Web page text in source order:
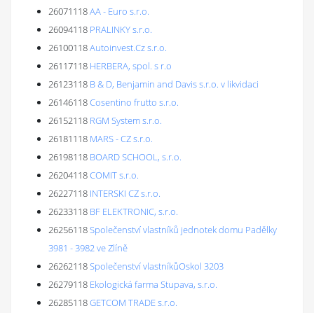
26071118AA - Euro s.r.o.
26094118 PRALINKY s.r.o.
26100118Autoinvest.Cz s.r.o.
26117118 HERBERA, spol. s r.o
26123118 B & D, Benjamin and Davis s.r.o. v likvidaci
26146118Cosentino frutto s.r.o.
26152118 RGM System s.r.o.
26181118 MARS - CZ s.r.o.
26198118 BOARD SCHOOL, s.r.o.
26204118COMIT s.r.o.
26227118 INTERSKI CZ s.r.o.
26233118 BF ELEKTRONIC, s.r.o.
26256118Společenství vlastníků jednotek domu Padělky
3981 - 3982 ve Zlíně
26262118Společenství vlastníkůOskol 3203
26279118 Ekologická farma Stupava, s.r.o.
26285118GETCOM TRADE s.r.o.